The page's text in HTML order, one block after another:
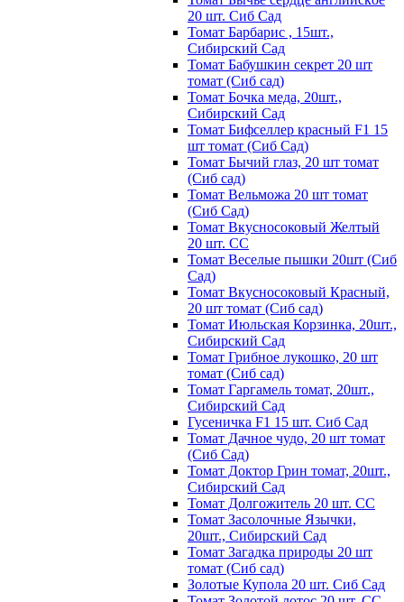
20 шт. Сиб Сaд
Томат Барбарис , 15шт.,
Сибирский Сад
Томат Бабушкин секрет 20 шт
томат (Сиб сад)
Томат Бочка меда, 20шт.,
Сибирский Сад
Томат Бифселлер красный F1 15
шт томат (Сиб Сад)
Томат Бычий глаз, 20 шт томат
(Сиб сад)
Томат Вельможа 20 шт томат
(Сиб Сад)
Томат Вкусносоковый Желтый
20 шт. СС
Томат Веселые пышки 20шт (Сиб
Сад)
Томат Вкусносоковый Красный,
20 шт томат (Сиб сад)
Томат Июльская Корзинка, 20шт.,
Сибирский Сад
Томат Грибное лукошко, 20 шт
томат (Сиб сад)
Томат Гаргамель томат, 20шт.,
Сибирский Сад
Гусеничка F1 15 шт. Сиб Сад
Томат Дачное чудо, 20 шт томат
(Сиб Сад)
Томат Доктор Грин томат, 20шт.,
Сибирский Сад
Томат Долгожитель 20 шт. СС
Томат Засолочные Язычки,
20шт., Сибирский Сад
Томат Загадка природы 20 шт
томат (Сиб сад)
Золотые Купола 20 шт. Сиб Сад